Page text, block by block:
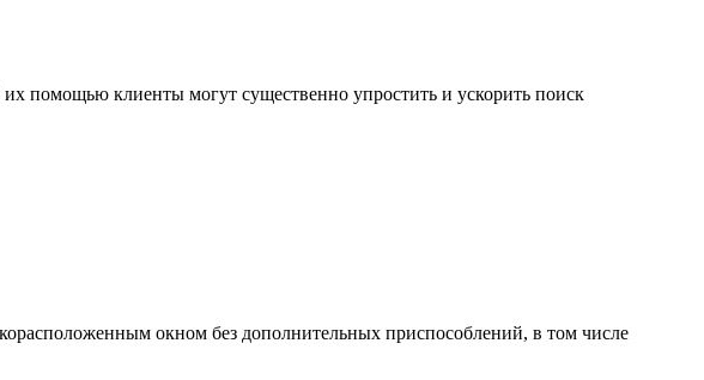
помощью клиенты могут существенно упростить и ускорить поиск
окном без дополнительных приспособлений, в том числе